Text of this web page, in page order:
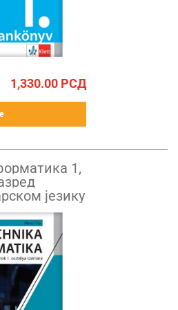
1,330.00 РСД
1,
језику